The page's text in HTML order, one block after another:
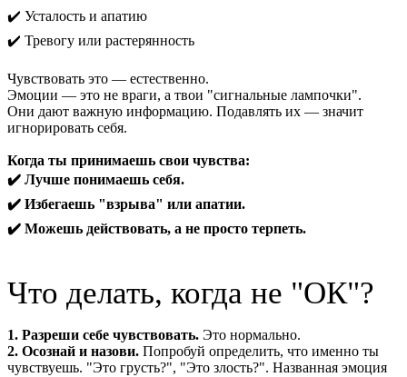
✔️ Усталость и апатию
✔️ Тревогу или растерянность
Чувствовать это — естественно.
Эмоции — это не враги, а твои "сигнальные лампочки".
Они дают важную информацию. Подавлять их — значит
игнорировать себя.
Когда ты принимаешь свои чувства:
✔️ Лучше понимаешь себя.
✔️ Избегаешь "взрыва" или апатии.
✔️ Можешь действовать, а не просто терпеть.
Что делать, когда не "ОК"?
1. Разреши себе чувствовать. Это нормально.
2. Осознай и назови. Попробуй определить, что именно ты
чувствуешь. "Это грусть?", "Это злость?". Названная эмоция